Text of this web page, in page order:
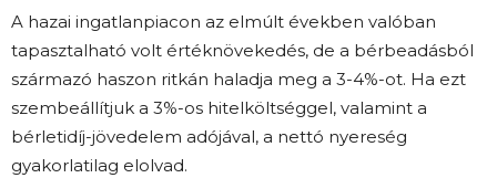
A hazai ingatlanpiacon az elmúlt években valóban
tapasztalható volt értéknövekedés, de a bérbeadásból
származó haszon ritkán haladja meg a 3-4%-ot. Ha ezt
szembeállítjuk a 3%-os hitelköltséggel, valamint a
bérletidíj-jövedelem adójával, a nettó nyereség
gyakorlatilag elolvad.